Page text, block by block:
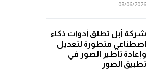
08/06/2026
شركة أبل تطلق أدوات ذكاء
اصطناعي متطورة لتعديل
وإعادة تأطير الصور في
تطبيق الصور